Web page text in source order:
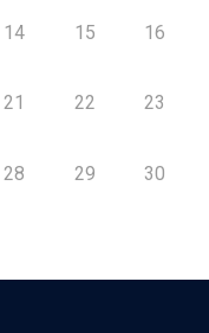
14 15 16
21 22 23
28 29 30